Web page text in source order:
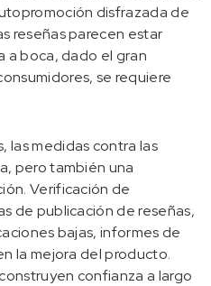
disfrazada de
reseñas parecen estar
a boca, dado el gran
se requiere
las medidas contra las
pero también una
Verificación de
de publicación de reseñas,
bajas, informes de
la mejora del producto.
confianza a largo